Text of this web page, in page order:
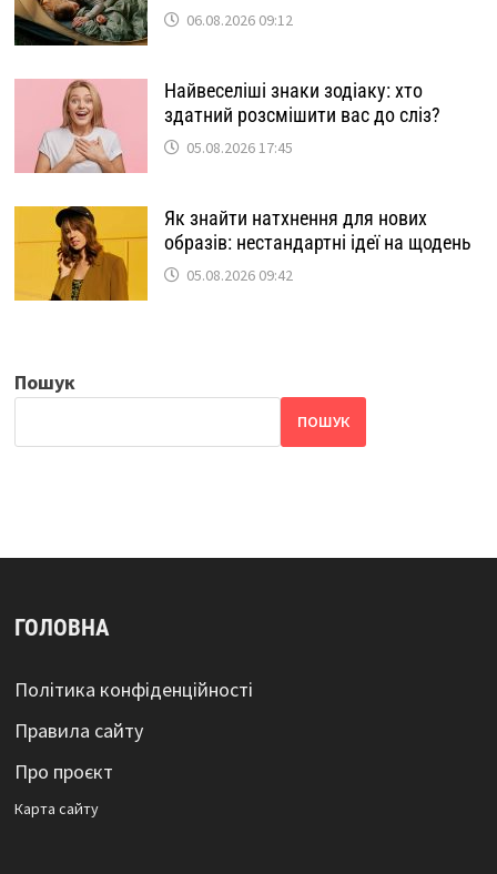
06.08.2026 09:12
Найвеселіші знаки зодіаку: хто
здатний розсмішити вас до сліз?
05.08.2026 17:45
Як знайти натхнення для нових
образів: нестандартні ідеї на щодень
05.08.2026 09:42
Пошук
ПОШУК
ГОЛОВНА
Політика конфіденційності
Правила сайту
Про проєкт
Карта сайтy